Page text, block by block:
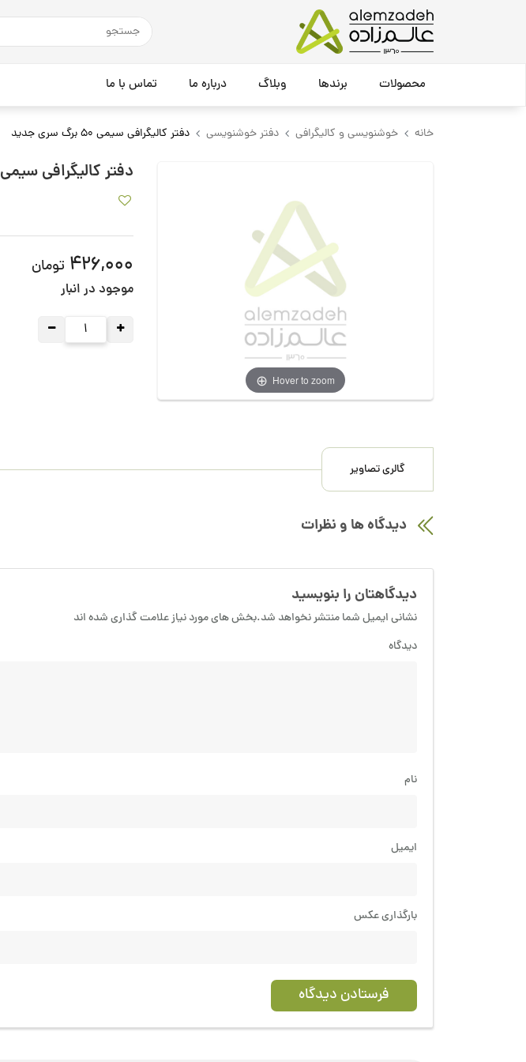
محصولات برندها وبلاگ درباره ما تماس با ما
خانه خوشنویسی و کالیگرافی دفتر خوشنویسی دفتر کالیگرافی سیمی 50 برگ سری جدید
Hover to zoom
دفتر کالیگرافی سیمی 50 برگ سری جدید
426,000 تومان
موجود در انبار
گالری تصاویر
دیدگاه ها و نظرات
دیدگاهتان را بنویسید
نشانی ایمیل شما منتشر نخواهد شد.بخش های مورد نیاز علامت گذاری شده اند
دیدگاه
نام
ایمیل
بارگذاری عکس
فرستادن دیدگاه